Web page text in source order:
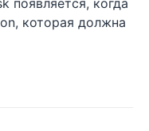
появляется, когда
которая должна